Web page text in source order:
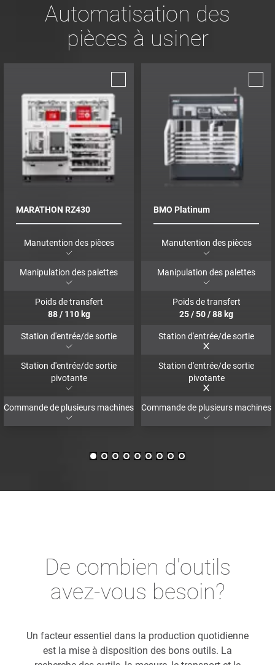
Automatisation des
pièces à usiner
MARATHON RZ430
Manutention des pièces
Manipulation des palettes
Poids de transfert
88 / 110 kg
Station d'entrée/de sortie
Station d'entrée/de sortie
pivotante
Commande de plusieurs machines
BMO Platinum
Manutention des pièces
Manipulation des palettes
Poids de transfert
25/50/88 kg
Station d'entrée/de sortie
Station d'entrée/de sortie
pivotante
Commande de plusieurs machines
De combien d'outils
avez-vous besoin?
Un facteur essentiel dans la production quotidienne
est la mise à disposition des bons outils. La